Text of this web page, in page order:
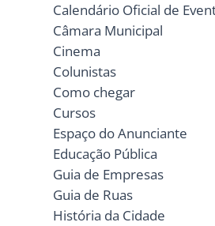
Calendário Oficial de
Câmara Municipal
Cinema
Colunistas
Como chegar
Cursos
Espaço do Anunciante
Educação Pública
Guia de Empresas
Guia de Ruas
História da Cidade